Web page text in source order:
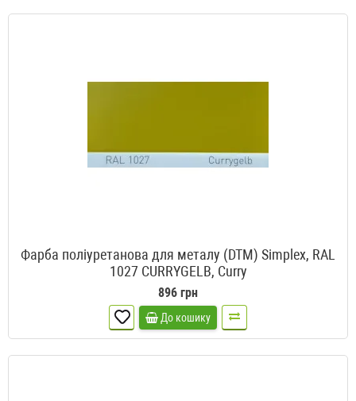
Фарба поліуретанова для металу (DTM) Simplex, RAL
1027 CURRYGELB, Curry
896 грн
До кошику